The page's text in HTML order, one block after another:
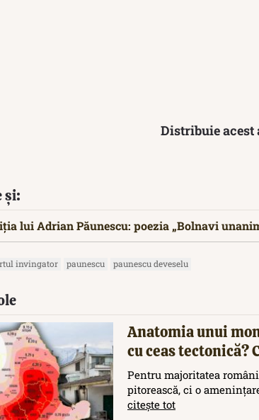
Distribuie acest
și:
lui Adrian Păunescu: poezia „Bolnavi
invingator paunescu paunescu deveselu
Anatomia unui
cu ceas tectonică?
Pentru majoritatea
pitorească, ci o
citește tot